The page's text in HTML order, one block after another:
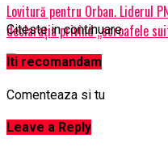
Lovitură pentru Orban. Liderul
declaraţia privind „scroafele
Citeste in continuare
Iti recomandam
Comenteaza si tu
Leave a Reply